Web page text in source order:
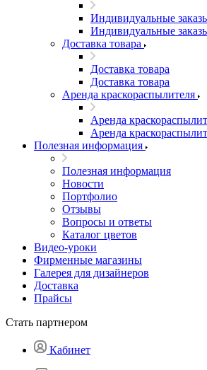
Индивидуальные
Индивидуальные
Доставка товара
Доставка товара
Доставка товара
Аренда краскораспылителя
Аренда
Аренда
Полезная информация
Полезная информация
Новости
Портфолио
Отзывы
Вопросы и ответы
Каталог цветов
Видео-уроки
Фирменные магазины
Галерея для дизайнеров
Доставка
Прайсы
Стать партнером
Кабинет